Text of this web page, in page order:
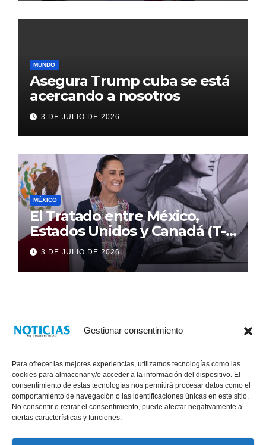
Gestionar consentimiento
Para ofrecer las mejores experiencias, utilizamos tecnologías como las
cookies para almacenar y/o acceder a la información del dispositivo. El
consentimiento de estas tecnologías nos permitirá procesar datos como el
comportamiento de navegación o las identificaciones únicas en este sitio.
No consentir o retirar el consentimiento, puede afectar negativamente a
ciertas características y funciones.
MUNDO
Asegura Trump cuba se está
acercando a nosotros
3 DE JULIO DE 2026
MÉXICO
El Tratado entre México,
Estados Unidos y Canadá (T-
MEC) se mantiene hasta el
2036: Presidenta Claudia
Sheinbaum
3 DE JULIO DE 2026
® Derechos Reservados 2026|